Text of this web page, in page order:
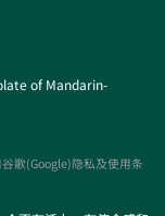
of Mandarin-
歌(Google)隐私及使用条